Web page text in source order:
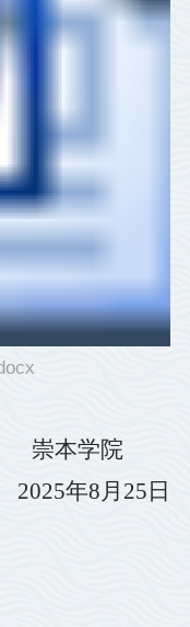
崇本学院
2025年8月 25 日